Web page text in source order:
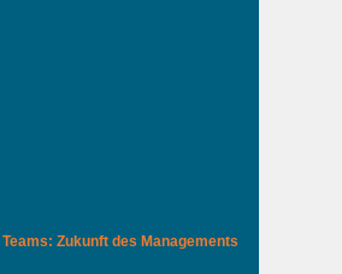
Zukunft des Managements